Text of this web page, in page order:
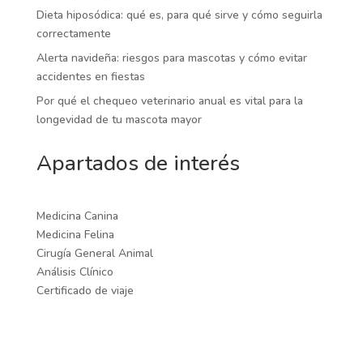
Dieta hiposódica: qué es, para qué sirve y cómo seguirla
correctamente
Alerta navideña: riesgos para mascotas y cómo evitar
accidentes en fiestas
Por qué el chequeo veterinario anual es vital para la
longevidad de tu mascota mayor
Apartados de interés
Medicina Canina
Medicina Felina
Cirugía General Animal
Análisis Clínico
Certificado de viaje